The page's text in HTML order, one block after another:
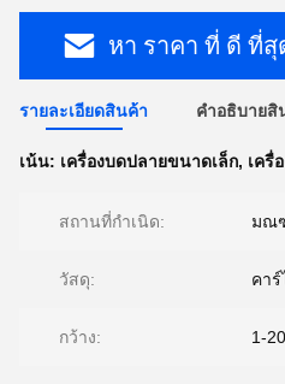
หา ราคา ที่ ดี ที่สุ
รายละเอียดสินค้า คําอธิบายสิ
เน้น: เครื่องบดปลายขนาดเล็ก, เครื่
สถานที่กำเนิด: มณ
วัสดุ: คาร์
กว้าง: 1-